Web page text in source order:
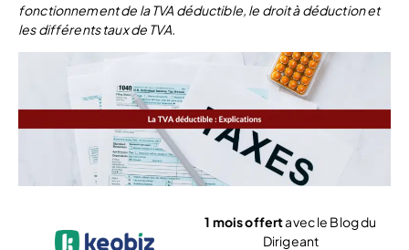
fonctionnement de la TVA déductible, le droit à déduction et
les différents taux de TVA.
1 mois offertavec le Blog du
Dirigeant